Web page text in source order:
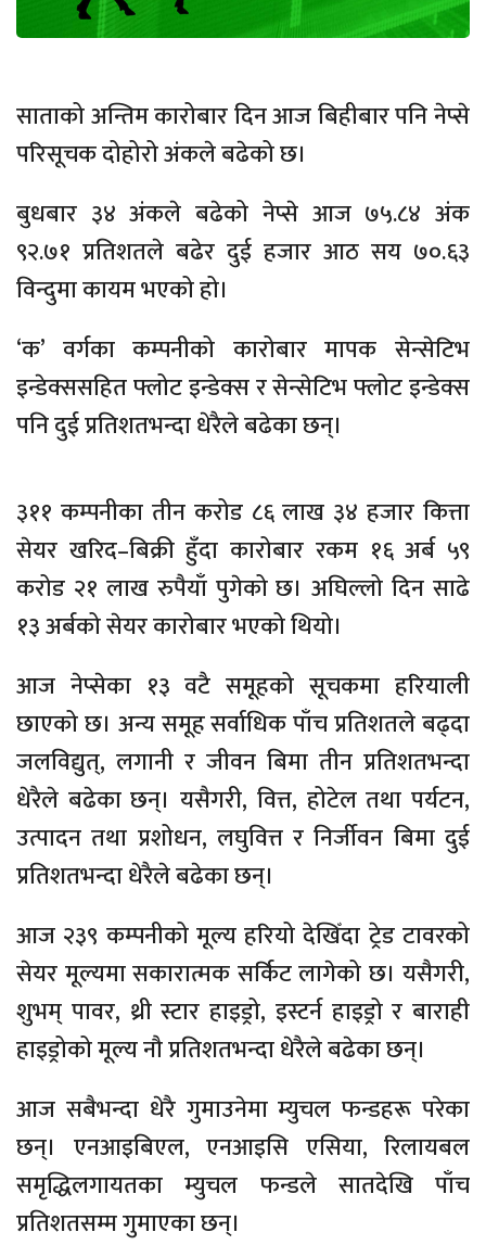
साताको अन्तिम कारोबार दिन आज बिहीबार पनि नेप्से
परिसूचक दोहोरो अंकले बढेको छ।
बुधबार ३४ अंकले बढेको नेप्से आज ७५.८४ अंक
९२.७१ प्रतिशतले बढेर दुई हजार आठ सय ७०.६३
विन्दुमा कायम भएको हो।
‘क’ वर्गका कम्पनीको कारोबार मापक सेन्सेटिभ
इन्डेक्ससहित फ्लोट इन्डेक्स र सेन्सेटिभ फ्लोट इन्डेक्स
पनि दुई प्रतिशतभन्दा धेरैले बढेका छन्।
३११ कम्पनीका तीन करोड ८६ लाख ३४ हजार कित्ता
सेयर खरिद–बिक्री हुँदा कारोबार रकम १६ अर्ब ५९
करोड २१ लाख रुपैयाँ पुगेको छ। अघिल्लो दिन साढे
१३ अर्बको सेयर कारोबार भएको थियो।
आज नेप्सेका १३ वटै समूहको सूचकमा हरियाली
छाएको छ। अन्य समूह सर्वाधिक पाँच प्रतिशतले बढ्दा
जलविद्युत्, लगानी र जीवन बिमा तीन प्रतिशतभन्दा
धेरैले बढेका छन्। यसैगरी, वित्त, होटेल तथा पर्यटन,
उत्पादन तथा प्रशोधन, लघुवित्त र निर्जीवन बिमा दुई
प्रतिशतभन्दा धेरैले बढेका छन्।
आज २३९ कम्पनीको मूल्य हरियो देखिँदा ट्रेड टावरको
सेयर मूल्यमा सकारात्मक सर्किट लागेको छ। यसैगरी,
शुभम् पावर, थ्री स्टार हाइड्रो, इस्टर्न हाइड्रो र बाराही
हाइड्रोको मूल्य नौ प्रतिशतभन्दा धेरैले बढेका छन्।
आज सबैभन्दा धेरै गुमाउनेमा म्युचल फन्डहरू परेका
छन्। एनआइबिएल, एनआइसि एसिया, रिलायबल
समृद्धिलगायतका म्युचल फन्डले सातदेखि पाँच
प्रतिशतसम्म गुमाएका छन्।